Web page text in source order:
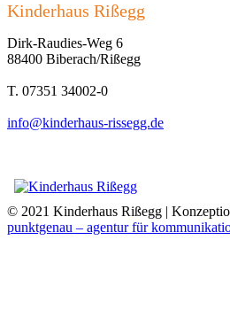
Kinderhaus Rißegg
Dirk-Raudies-Weg 6
88400 Biberach/Rißegg
T. 07351 34002-0
info@kinderhaus-rissegg.de
© 2021 Kinderhaus Rißegg |
punktgenau – agentur für